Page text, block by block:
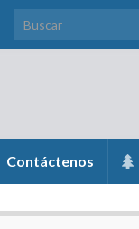
Search for:
Contáctenos